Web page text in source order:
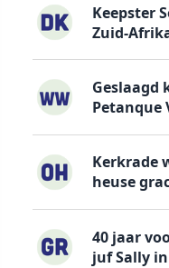
Keepster
Zuid-
Petanque
Kerkrade
heuse
40 jaar
juf Sally